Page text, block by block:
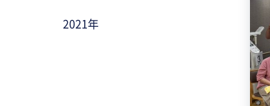
2021年